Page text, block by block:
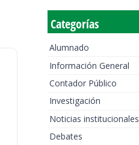
Categorías
Alumnado
Información General
Contador Público
Investigación
Noticias institucionales
Debates